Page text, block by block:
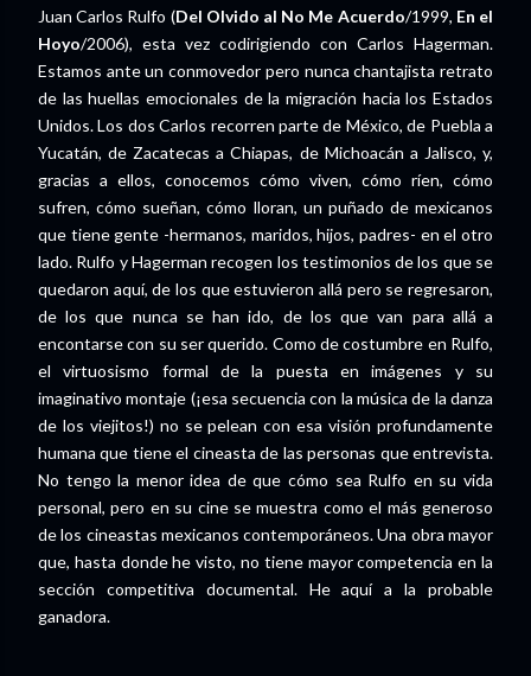
Juan Carlos Rulfo (Del Olvido al No Me Acuerdo/1999, En el
Hoyo/2006), esta vez codirigiendo con Carlos Hagerman.
Estamos ante un conmovedor pero nunca chantajista retrato
de las huellas emocionales de la migración hacia los Estados
Unidos. Los dos Carlos recorren parte de México, de Puebla a
Yucatán, de Zacatecas a Chiapas, de Michoacán a Jalisco, y,
gracias a ellos, conocemos cómo viven, cómo ríen, cómo
sufren, cómo sueñan, cómo lloran, un puñado de mexicanos
que tiene gente -hermanos, maridos, hijos, padres- en el otro
lado. Rulfo y Hagerman recogen los testimonios de los que se
quedaron aquí, de los que estuvieron allá pero se regresaron,
de los que nunca se han ido, de los que van para allá a
encontarse con su ser querido. Como de costumbre en Rulfo,
el virtuosismo formal de la puesta en imágenes y su
imaginativo montaje (¡esa secuencia con la música de la danza
de los viejitos!) no se pelean con esa visión profundamente
humana que tiene el cineasta de las personas que entrevista.
No tengo la menor idea de que cómo sea Rulfo en su vida
personal, pero en su cine se muestra como el más generoso
de los cineastas mexicanos contemporáneos. Una obra mayor
que, hasta donde he visto, no tiene mayor competencia en la
sección competitiva documental. He aquí a la probable
ganadora.